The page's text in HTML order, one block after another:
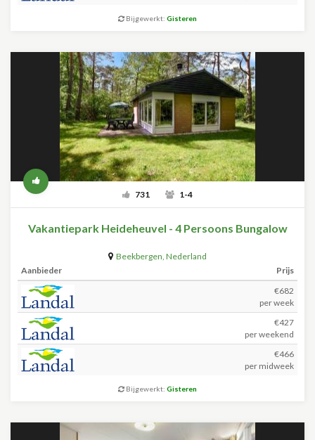
Bijgewerkt: Gisteren
731 1-4
Vakantiepark Heideheuvel - 4 Persoons Bungalow
Beekbergen, Nederland
Aanbieder
Prijs
€682
per week
€427
per weekend
€466
per midweek
Bijgewerkt: Gisteren